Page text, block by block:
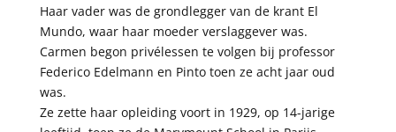
Haar vader was de grondlegger van de krant El
Mundo, waar haar moeder verslaggever was.
Carmen begon privélessen te volgen bij professor
Federico Edelmann en Pinto toen ze acht jaar oud
was.
Ze zette haar opleiding voort in 1929, op 14-jarige